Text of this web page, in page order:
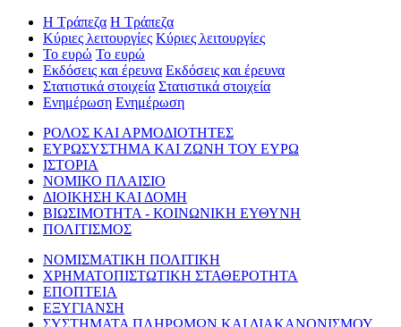
Η Τράπεζα Η Τράπεζα
Κύριες λειτουργίες Κύριες λειτουργίες
Το ευρώ Το ευρώ
Εκδόσεις και έρευνα Εκδόσεις και έρευνα
Στατιστικά στοιχεία Στατιστικά στοιχεία
Ενημέρωση Ενημέρωση
ΡΟΛΟΣ ΚΑΙ ΑΡΜΟΔΙΟΤΗΤΕΣ
ΕΥΡΩΣΥΣΤΗΜΑ ΚΑΙ ΖΩΝΗ ΤΟΥ ΕΥΡΩ
ΙΣΤΟΡΙΑ
ΝΟΜΙΚΟ ΠΛΑΙΣΙΟ
ΔΙΟΙΚΗΣΗ ΚΑΙ ΔΟΜΗ
ΒΙΩΣΙΜΟΤΗΤΑ - ΚΟΙΝΩΝΙΚΗ ΕΥΘΥΝΗ
ΠΟΛΙΤΙΣΜΟΣ
ΝΟΜΙΣΜΑΤΙΚΗ ΠΟΛΙΤΙΚΗ
ΧΡΗΜΑΤΟΠΙΣΤΩΤΙΚΗ ΣΤΑΘΕΡΟΤΗΤΑ
ΕΠΟΠΤΕΙΑ
ΕΞΥΓΙΑΝΣΗ
ΣΥΣΤΗΜΑΤΑ ΠΛΗΡΩΜΩΝ ΚΑΙ ΔΙΑΚΑΝΟΝΙΣΜΟΥ